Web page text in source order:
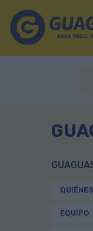
EQUIPO